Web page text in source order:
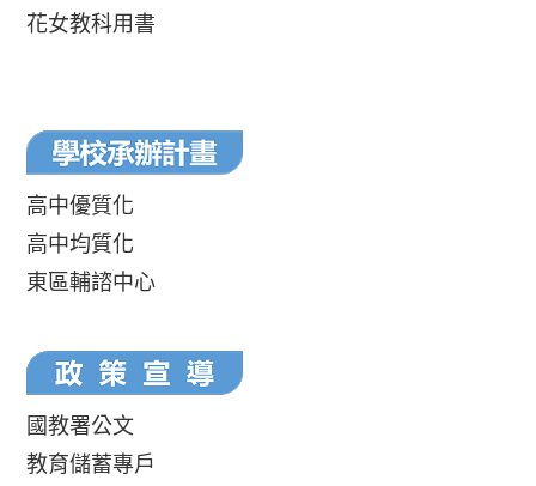
花女教科用書
高中優質化
高中均質化
東區輔諮中心
國教署公文
教育儲蓄專戶